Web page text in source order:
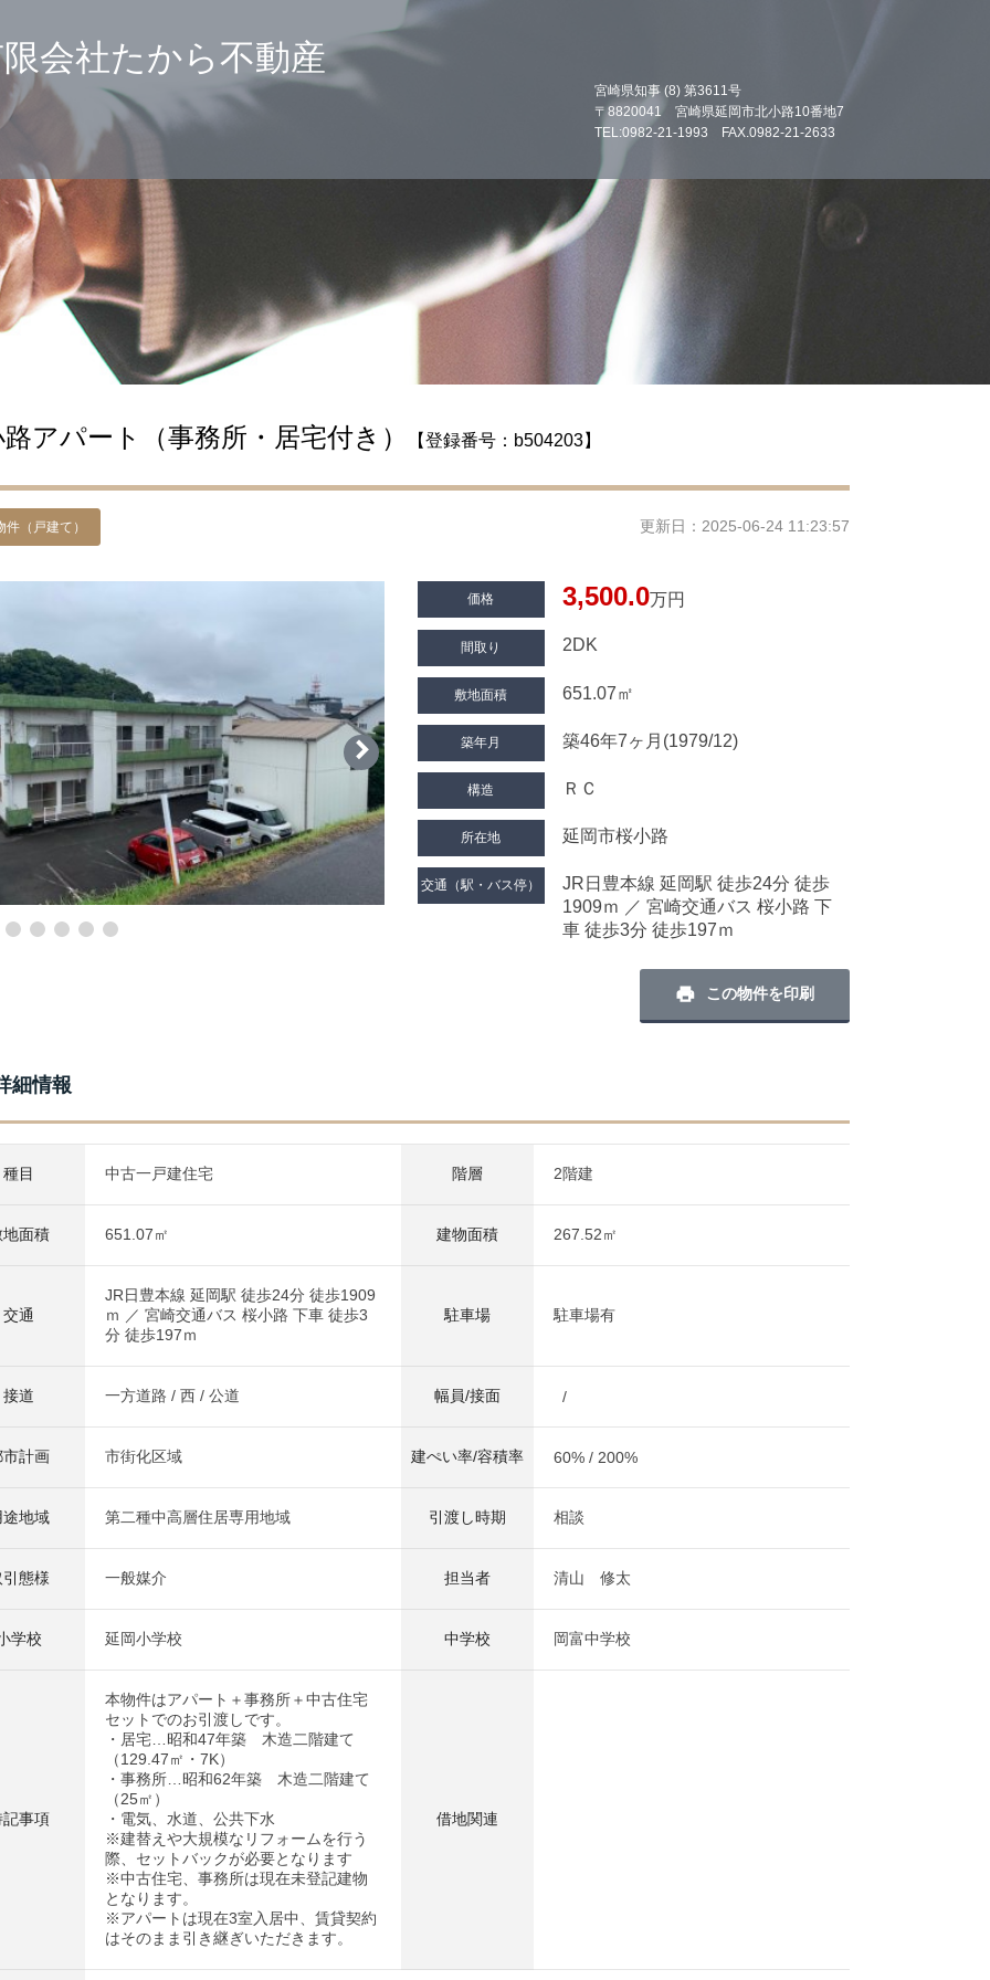
会社たから不動産
宮崎県知事 (8) 第3611号
〒8820041 宮崎県延岡市北小路10番地7
TEL:0982-21-1993 FAX.0982-21-2633
アパート（事務所・居宅付き） 【登録番号：b504203】
件（戸建て） 更新日：2025-06-24 11:23:57
価格 3,500.0万円
間取り 2DK
敷地面積 651.07㎡
築年月 築46年7ヶ月(1979/12)
構造 ＲＣ
所在地 延岡市桜小路
交通（駅・バス停）
JR日豊本線 延岡駅 徒歩24分 徒歩
1909ｍ ／ 宮崎交通バス 桜小路 下
車 徒歩3分 徒歩197ｍ
この物件を印刷
細情報
種目 中古一戸建住宅 階層 2階建
面積 651.07㎡ 建物面積 267.52㎡
交通
JR日豊本線 延岡駅 徒歩24分 徒歩1909
ｍ ／ 宮崎交通バス 桜小路 下車 徒歩3
分 徒歩197ｍ
駐車場 駐車場有
接道 一方道路 / 西 / 公道 幅員/接面 /
計画 市街化区域 建ぺい率/容積率 60% / 200%
地域 第二種中高層住居専用地域 引渡し時期 相談
態様 一般媒介 担当者 清山 修太
学校 延岡小学校 中学校 岡富中学校
事項
本物件はアパート＋事務所＋中古住宅
セットでのお引渡しです。
・居宅…昭和47年築 木造二階建て
（129.47㎡・7K）
・事務所…昭和62年築 木造二階建て
（25㎡）
・電気、水道、公共下水
※建替えや大規模なリフォームを行う
際、セットバックが必要となります
※中古住宅、事務所は現在未登記建物
となります。
※アパートは現在3室入居中、賃貸契約
はそのまま引き継ぎいただきます。
借地関連